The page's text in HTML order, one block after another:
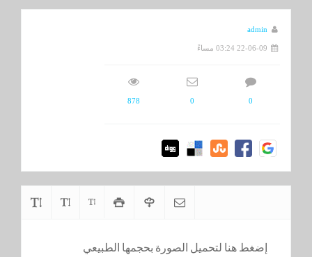
admin
22-06-09 03:24 مساءً
0
0
878
إضغط هنا لتحميل الصورة بحجمها الطبيعي